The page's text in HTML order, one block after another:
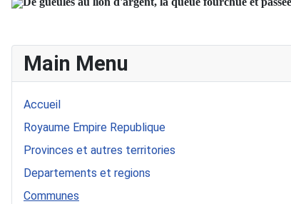
Main Menu
Accueil
Royaume Empire Republique
Provinces et autres territories
Departements et regions
Communes